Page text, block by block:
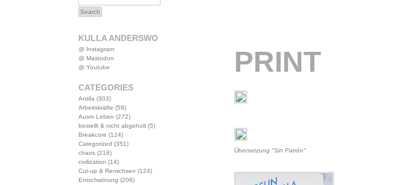
KULLA ANDERSWO
@ Instagram
@ Mastodon
@ Youtube
CATEGORIES
Antifa (303)
Arbeitskräfte (59)
Ausm Leben (272)
bestellt & nicht abgeholt(5)
Breakcore (124)
Categorized (351)
chaos(216)
civilization (14)
Cut-up & Remichsen (124)
Entschwörung (206)
PRINT
Übersetzung "Sin Patrón"